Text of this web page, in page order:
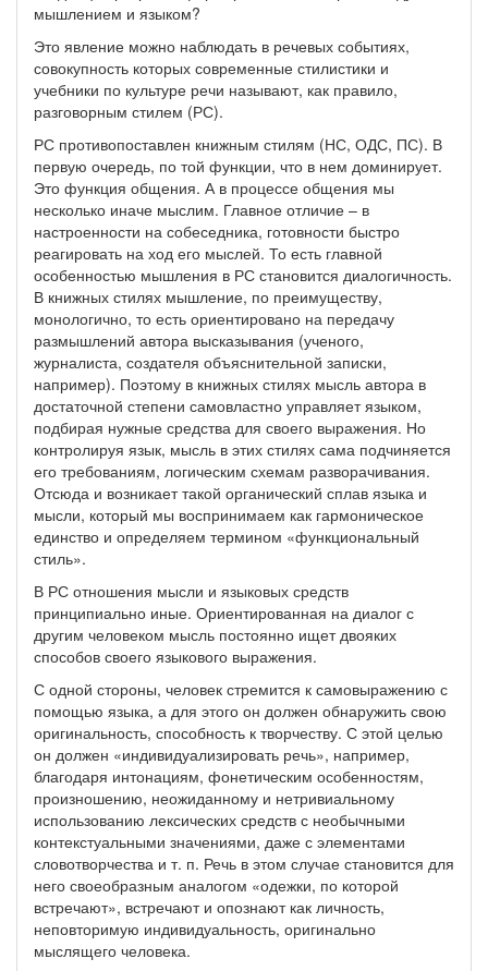
мышлением и языком?
Это явление можно наблюдать в речевых событиях,
совокупность которых современные стилистики и
учебники по культуре речи называют, как правило,
разговорным стилем (РС).
РС противопоставлен книжным стилям (НС, ОДС, ПС). В
первую очередь, по той функции, что в нем доминирует.
Это функция общения. А в процессе общения мы
несколько иначе мыслим. Главное отличие – в
настроенности на собеседника, готовности быстро
реагировать на ход его мыслей. То есть главной
особенностью мышления в РС становится диалогичность.
В книжных стилях мышление, по преимуществу,
монологично, то есть ориентировано на передачу
размышлений автора высказывания (ученого,
журналиста, создателя объяснительной записки,
например). Поэтому в книжных стилях мысль автора в
достаточной степени самовластно управляет языком,
подбирая нужные средства для своего выражения. Но
контролируя язык, мысль в этих стилях сама подчиняется
его требованиям, логическим схемам разворачивания.
Отсюда и возникает такой органический сплав языка и
мысли, который мы воспринимаем как гармоническое
единство и определяем термином «функциональный
стиль».
В РС отношения мысли и языковых средств
принципиально иные. Ориентированная на диалог с
другим человеком мысль постоянно ищет двояких
способов своего языкового выражения.
С одной стороны, человек стремится к самовыражению с
помощью языка, а для этого он должен обнаружить свою
оригинальность, способность к творчеству. С этой целью
он должен «индивидуализировать речь», например,
благодаря интонациям, фонетическим особенностям,
произношению, неожиданному и нетривиальному
использованию лексических средств с необычными
контекстуальными значениями, даже с элементами
словотворчества и т. п. Речь в этом случае становится для
него своеобразным аналогом «одежки, по которой
встречают», встречают и опознают как личность,
неповторимую индивидуальность, оригинально
мыслящего человека.